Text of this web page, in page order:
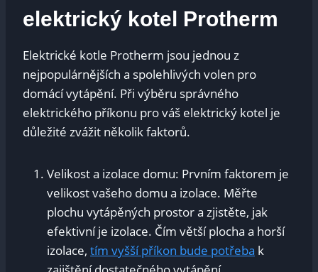
elektrický kotel Protherm
Elektrické kotle Protherm jsou jednou z
nejpopulárnějších a spolehlivých volen pro
domácí vytápění. Při výběru správného
elektrického příkonu pro váš elektrický kotel je
důležité zvážit několik faktorů.
Velikost a izolace domu: Prvním faktorem je
velikost vašeho domu a izolace. Měřte
plochu vytápěných prostor a zjistěte, jak
efektivní je izolace. Čím větší plocha a horší
izolace, tím vyšší příkon bude potřeba k